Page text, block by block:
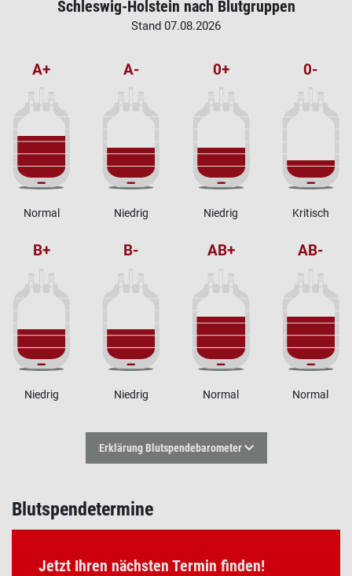
Schleswig-Holstein nach Blutgruppen
Stand 07.08.2026
A+
Normal
A-
Niedrig
0+
Niedrig
0-
Kritisch
B+
Niedrig
B-
Niedrig
AB+
Normal
AB-
Normal
Erklärung Blutspendebarometer
Blutspendetermine
Jetzt Ihren nächsten Termin finden!